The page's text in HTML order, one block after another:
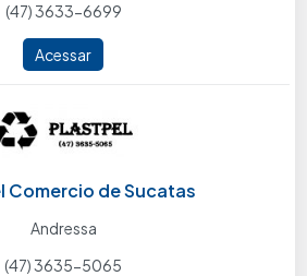
(47) 3633-6699
Acessar
Comercio de Sucatas
Andressa
(47) 3635-5065